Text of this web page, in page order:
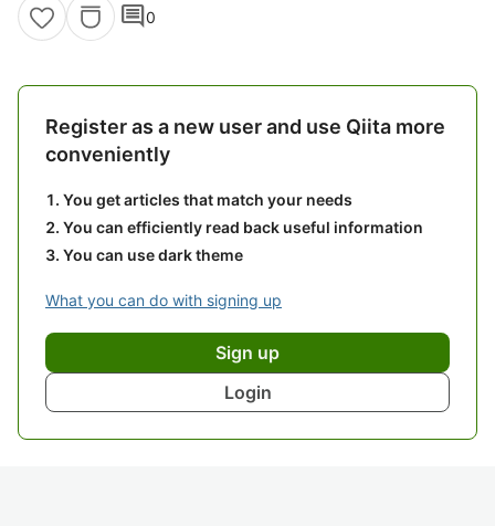
comment0
Register as a new user and use Qiita more
conveniently
You get articles that match your needs
You can efficiently read back useful information
You can use dark theme
What you can do with signing up
Sign up
Login